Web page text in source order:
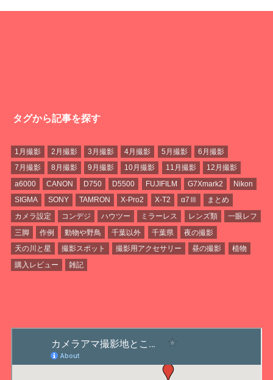
タグから記事を探す
1月撮影 2月撮影 3月撮影 4月撮影 5月撮影
6月撮影
7月撮影
8月撮影 9月撮影 10月撮影 11月撮影
12月撮影
a6000
CANON D750 D5500 FUJIFILM G7Xmark2
Nikon
SIGMA
SONY TAMRON X-Pro2 X-T2 α7Ⅲ
まとめ
カメラ設定
コンデジ ハウツー ミラーレス レンズ類
一眼レフ
三脚
作例 動物や野鳥 千葉以外 千葉県
夜の撮影
天の川と星
撮影スポット 撮影用アクセサリー 昼の撮影
植物
購入レビュー
雑記